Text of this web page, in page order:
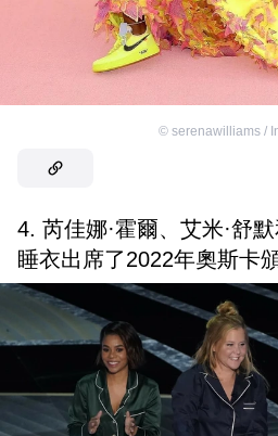
© serenawilliams /
4. 芮佳娜·霍爾、艾米·舒
睡衣出席了2022年奧斯卡